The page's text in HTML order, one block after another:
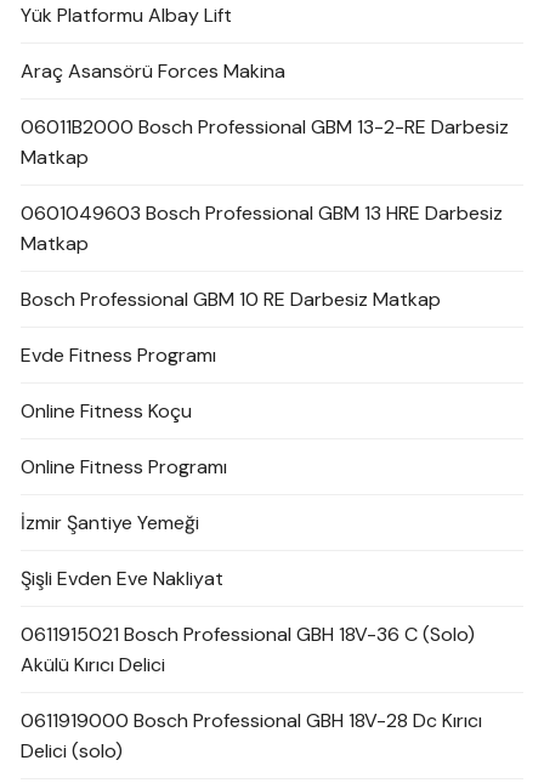
Yük Platformu Albay Lift
Araç Asansörü Forces Makina
06011B2000 Bosch Professional GBM 13-2-RE Darbesiz
Matkap
0601049603 Bosch Professional GBM 13 HRE Darbesiz
Matkap
Bosch Professional GBM 10 RE Darbesiz Matkap
Evde Fitness Programı
Online Fitness Koçu
Online Fitness Programı
İzmir Şantiye Yemeği
Şişli Evden Eve Nakliyat
0611915021 Bosch Professional GBH 18V-36 C (Solo)
Akülü Kırıcı Delici
0611919000 Bosch Professional GBH 18V-28 Dc Kırıcı
Delici (solo)